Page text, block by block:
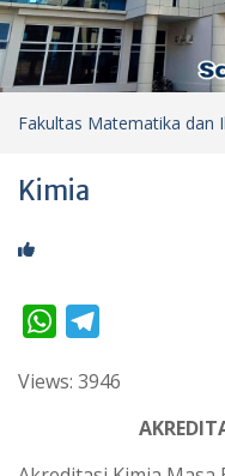
Fakultas Matematika dan
Kimia
W
a
l
Views: 3946